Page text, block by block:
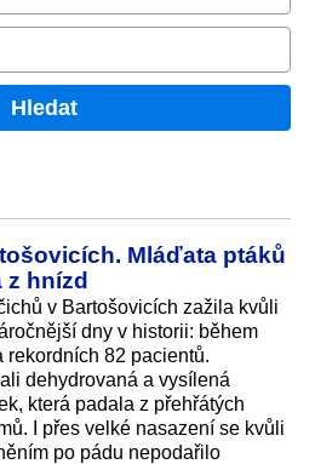
Hledat
Mláďata ptáků
z hnízd
v Bartošovicích zažila kvůli
dny v historii: během
82 pacientů.
dehydrovaná a vysílená
která padala z přehřátých
I přes velké nasazení se kvůli
po pádu nepodařilo